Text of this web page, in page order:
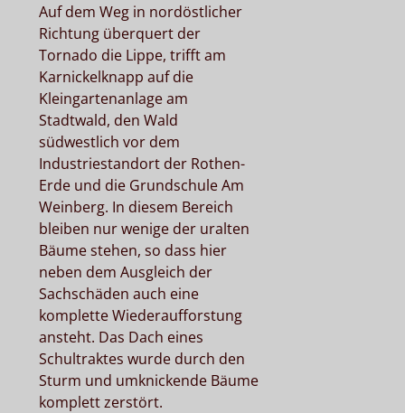
Auf dem Weg in nordöstlicher
Richtung überquert der
Tornado die Lippe, trifft am
Karnickelknapp auf die
Kleingartenanlage am
Stadtwald, den Wald
südwestlich vor dem
Industriestandort der Rothen-
Erde und die Grundschule Am
Weinberg. In diesem Bereich
bleiben nur wenige der uralten
Bäume stehen, so dass hier
neben dem Ausgleich der
Sachschäden auch eine
komplette Wiederaufforstung
ansteht. Das Dach eines
Schultraktes wurde durch den
Sturm und umknickende Bäume
komplett zerstört.